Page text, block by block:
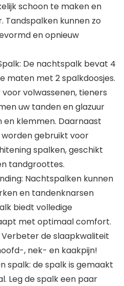
schoon te maken en
Tandspalken kunnen zo
en opnieuw
Spalk: De nachtspalk bevat 4
maten met 2 spalkdoosjes.
volwassenen, tieners
uw tanden en glazuur
klemmen. Daarnaast
gebruikt voor
spalken, geschikt
tandgroottes.
Nachtspalken kunnen
en tandenknarsen
biedt volledige
met optimaal comfort.
de slaapkwaliteit
, nek- en kaakpijn!
spalk: de spalk is gemaakt
Leg de spalk een paar